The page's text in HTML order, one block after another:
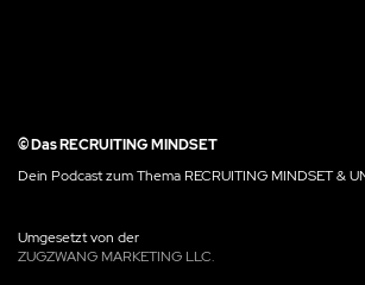
© Das RECRUITING MINDSET
Dein Podcast zum Thema RECRUITING MINDSET &
Umgesetzt von der
ZUGZWANG MARKETING LLC.